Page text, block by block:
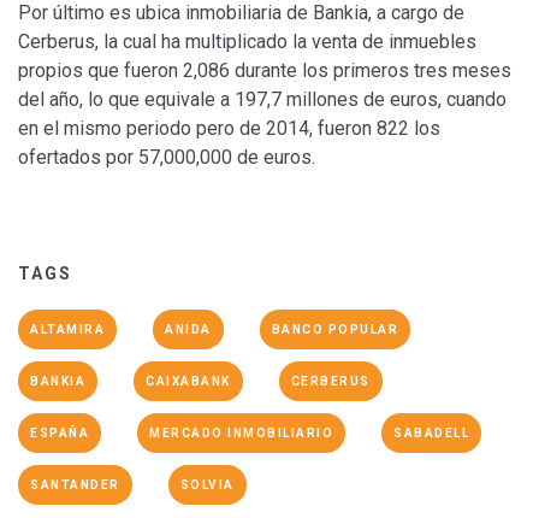
Por último es ubica inmobiliaria de Bankia, a cargo de
Cerberus, la cual ha multiplicado la venta de inmuebles
propios que fueron 2,086 durante los primeros tres meses
del año, lo que equivale a 197,7 millones de euros, cuando
en el mismo periodo pero de 2014, fueron 822 los
ofertados por 57,000,000 de euros.
TAGS
ALTAMIRA ANIDA BANCO POPULAR
BANKIA CAIXABANK CERBERUS
ESPAÑA MERCADO INMOBILIARIO SABADELL
SANTANDER SOLVIA